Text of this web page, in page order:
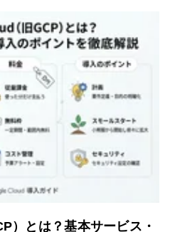
）とは？基本サービス・